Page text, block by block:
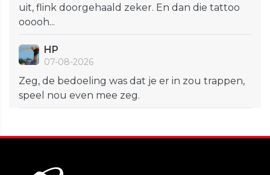
uit, flink doorgehaald zeker. En dan die tattoo
ooooh...
HP
07-08-2026
Zeg, de bedoeling was dat je er in zou trappen,
speel nou even mee zeg.